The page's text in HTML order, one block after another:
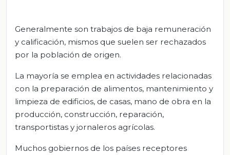
Generalmente son trabajos de baja remuneración
y calificación, mismos que suelen ser rechazados
por la población de origen.
La mayoría se emplea en actividades relacionadas
con la preparación de alimentos, mantenimiento y
limpieza de edificios, de casas, mano de obra en la
producción, construcción, reparación,
transportistas y jornaleros agrícolas.
Muchos gobiernos de los países receptores